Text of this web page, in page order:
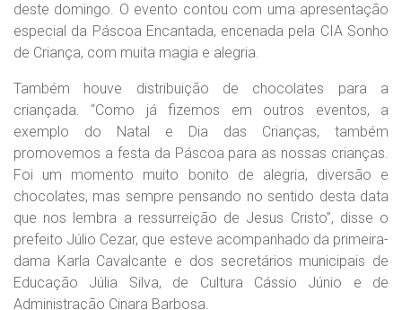
deste domingo. O evento contou com uma apresentação
especial da Páscoa Encantada, encenada pela CIA Sonho
de Criança, com muita magia e alegria.
Também houve distribuição de chocolates para a
criançada. “Como já fizemos em outros eventos, a
exemplo do Natal e Dia das Crianças, também
promovemos a festa da Páscoa para as nossas crianças.
Foi um momento muito bonito de alegria, diversão e
chocolates, mas sempre pensando no sentido desta data
que nos lembra a ressurreição de Jesus Cristo”, disse o
prefeito Júlio Cezar, que esteve acompanhado da primeira-
dama Karla Cavalcante e dos secretários municipais de
Educação Júlia Silva, de Cultura Cássio Júnio e de
Administração Cinara Barbosa.